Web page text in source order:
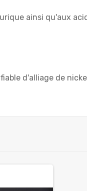
ainsi qu'aux
d'alliage de